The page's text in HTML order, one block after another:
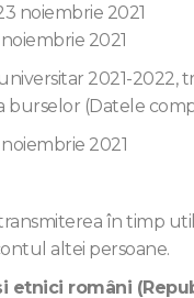
noiembrie 2021
2021
2021-2022,
burselor (Datele
2021
în timp
altei persoane.
români